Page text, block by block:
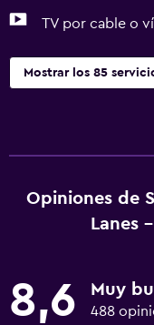
TV por cable o
Mostrar los 85
Opiniones de
Lanes
8,6 Muy
488